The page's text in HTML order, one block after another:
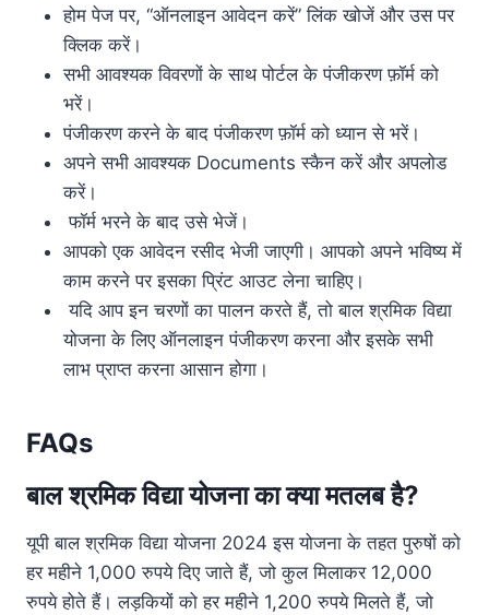
होम पेज पर, “ऑनलाइन आवेदन करें” लिंक खोजें और उस पर
क्लिक करें।
सभी आवश्यक विवरणों के साथ पोर्टल के पंजीकरण फ़ॉर्म को
भरें।
पंजीकरण करने के बाद पंजीकरण फ़ॉर्म को ध्यान से भरें।
अपने सभी आवश्यक Documents स्कैन करें और अपलोड
करें।
फॉर्म भरने के बाद उसे भेजें।
आपको एक आवेदन रसीद भेजी जाएगी। आपको अपने भविष्य में
काम करने पर इसका प्रिंट आउट लेना चाहिए।
यदि आप इन चरणों का पालन करते हैं, तो बाल श्रमिक विद्या
योजना के लिए ऑनलाइन पंजीकरण करना और इसके सभी
लाभ प्राप्त करना आसान होगा।
FAQs
बाल श्रमिक विद्या योजना का क्या मतलब है?
यूपी बाल श्रमिक विद्या योजना 2024 इस योजना के तहत पुरुषों को
हर महीने 1,000 रुपये दिए जाते हैं, जो कुल मिलाकर 12,000
रुपये होते हैं। लड़कियों को हर महीने 1,200 रुपये मिलते हैं, जो